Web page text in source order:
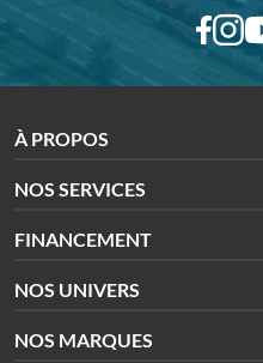
À PROPOS
NOS SERVICES
FINANCEMENT
NOS UNIVERS
NOS MARQUES